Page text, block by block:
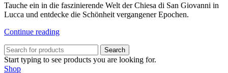
Tauche ein in die faszinierende Welt der Chiesa di San Giovanni in
Lucca und entdecke die Schönheit vergangener Epochen.
Continue reading
Search
Start typing to see products you are looking for.
Shop